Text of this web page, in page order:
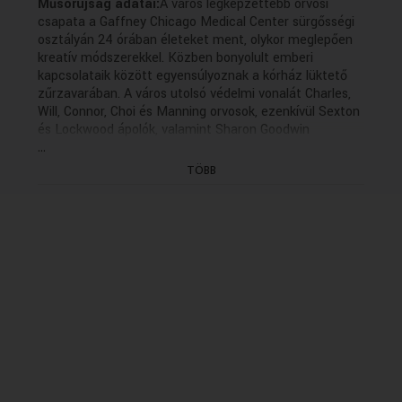
VALLÁS
VALLÁS
Műsorújság adatai:A város legképzettebb orvosi
csapata a Gaffney Chicago Medical Center sürgősségi
osztályán 24 órában életeket ment, olykor meglepően
kreatív módszerekkel. Közben bonyolult emberi
kapcsolataik között egyensúlyoznak a kórház lüktető
zűrzavarában. A város utolsó védelmi vonalát Charles,
Will, Connor, Choi és Manning orvosok, ezenkívül Sexton
és Lockwood ápolók, valamint Sharon Goodwin
kórházigazgató testesítik meg Dick Wolf méltán
sikeres Chicago-sorozatának a hármasában.
...
TÖBB